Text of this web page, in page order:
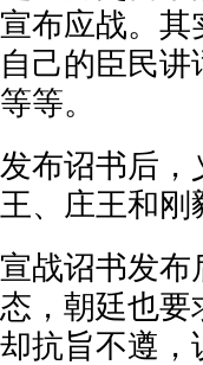
宣布应战。其
自己的臣民
等等。
发布诏书后，
王、庄王和刚
宣战诏书发布
态，朝廷也要
却抗旨不遵，